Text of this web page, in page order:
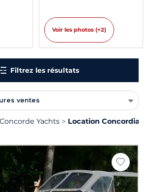
Voir les photos (+2)
Filtrez les résultats
ventes
Concorde Yachts
Location Concordia